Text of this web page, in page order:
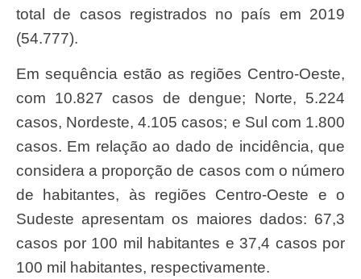
total de casos registrados no país em 2019
(54.777).
Em sequência estão as regiões Centro-Oeste,
com 10.827 casos de dengue; Norte, 5.224
casos, Nordeste, 4.105 casos; e Sul com 1.800
casos. Em relação ao dado de incidência, que
considera a proporção de casos com o número
de habitantes, às regiões Centro-Oeste e o
Sudeste apresentam os maiores dados: 67,3
casos por 100 mil habitantes e 37,4 casos por
100 mil habitantes, respectivamente.